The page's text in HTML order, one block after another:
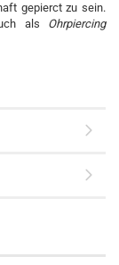
gepierct zu sein.
als Ohrpiercing